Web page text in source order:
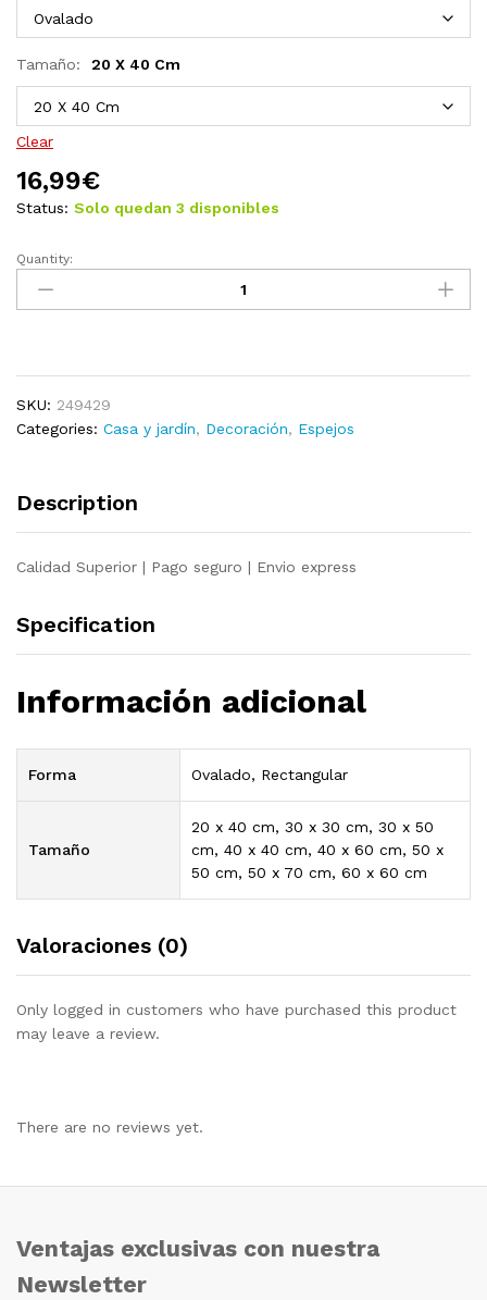
Tamaño: 20 X 40 Cm
Clear
16,99€
Status: Solo quedan 3 disponibles
Espejo
pared
vidrio
templado
quantity
Quantity:
SKU: 249429
Categories: Casa y jardín, Decoración, Espejos
Description
Calidad Superior | Pago seguro | Envio express
Specification
Información adicional
Forma Ovalado, Rectangular
Tamaño
20 x 40 cm, 30 x 30 cm, 30 x 50
cm, 40 x 40 cm, 40 x 60 cm, 50 x
50 cm, 50 x 70 cm, 60 x 60 cm
Valoraciones (0)
Only logged in customers who have purchased this product
may leave a review.
There are no reviews yet.
Ventajas exclusivas con nuestra
Newsletter